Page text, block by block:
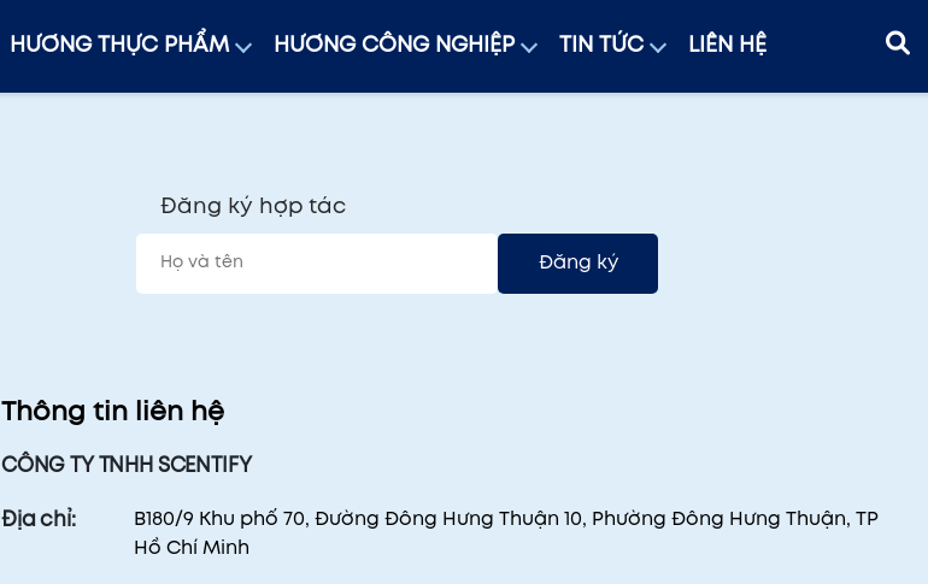
HƯƠNG THỰC PHẨM HƯƠNG CÔNG NGHIỆP TIN TỨC LIÊN HỆ
Đăng ký hợp tác
Đăng ký
Thông tin liên hệ
CÔNG TY TNHH SCENTIFY
Địa chỉ:
B180/9 Khu phố 70, Đường Đông Hưng Thuận 10, Phường Đông Hưng Thuận, TP
Hồ Chí Minh